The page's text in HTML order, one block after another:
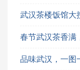
武汉茶楼饭馆大
春节武汉茶香满
品味武汉，一图